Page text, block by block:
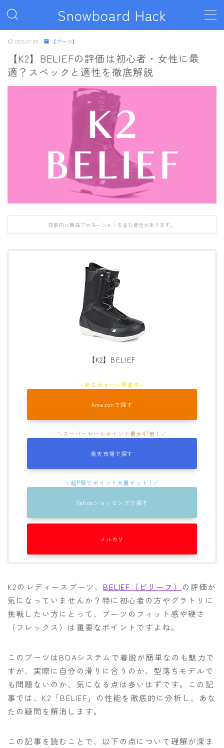
Snowboard Hack
MENU
ボード
011artistic
BC STREAM
BURTON
CAPiTA
DEATH LABEL
DRAKE
FANATIC
FIELD EARTH
MOSS
ROSSIGNOL
SALOMON
SABRINA
SESSIONS
SPREAD
YONEX
ビンディング
BENT METAL
DRAKE
2025.07.28 【ブーツ】
【K2】BELIEFの評価は初心者・女性に最
適？スペックと適性を徹底解説
記事内に商品プロモーションを含む場合があります。
【K2】BELIEF
Amazonで探す
楽天市場で探す
Yahooショッピングで探す
メルカリ
K2のレディースブーツ、 BELIEF（ビリーフ） の評価が
気になっていませんか？特に初心者の方やグラトリに
挑戦したい方にとって、ブーツのフィット感や硬さ
（フレックス）は重要なポイントですよね。
このブーツはBOAシステムで着脱が簡単なのも魅力で
すが、実際に自分の滑りに合うのか、型落ちモデルで
も問題ないのか、気になる点は多いはずです。この記
事では、K2「BELIEF」の性能を徹底的に分析し、あな
たの疑問を解消します。
この記事を読むことで、以下の点について理解が深ま